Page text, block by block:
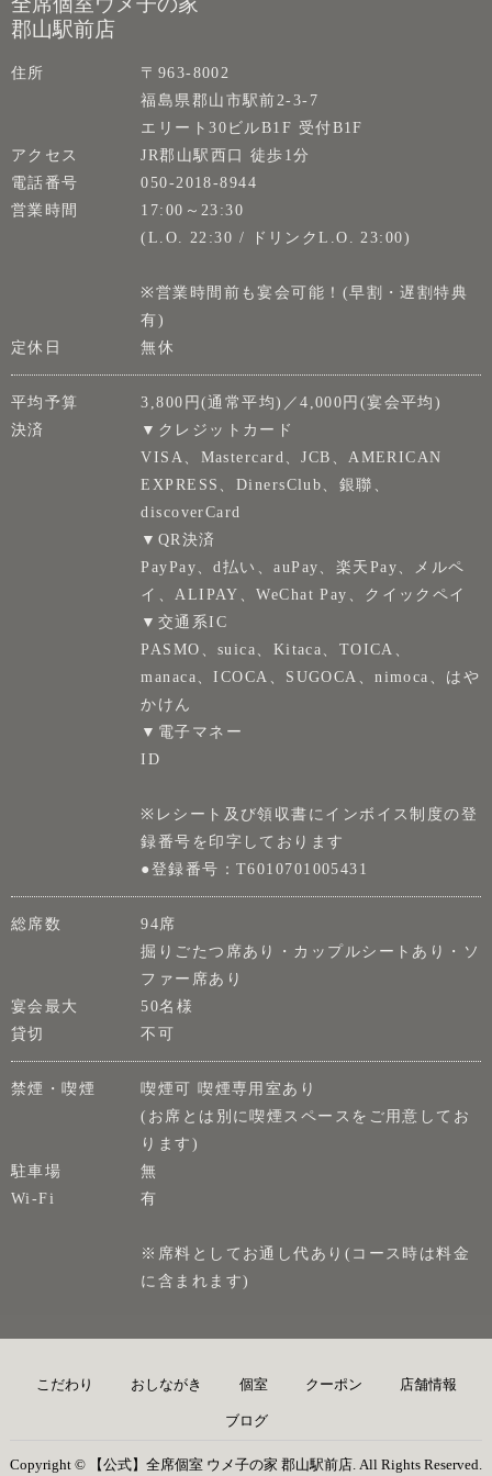
郡山駅前店
住所
〒963-8002
福島県郡山市駅前2-3-7
エリート30ビルB1F 受付B1F
アクセス
JR郡山駅西口 徒歩1分
電話番号
050-2018-8944
営業時間
17:00～23:30
(L.O. 22:30 / ドリンクL.O. 23:00)
※営業時間前も宴会可能！(早割・遅割特典
有)
定休日
無休
平均予算
3,800円(通常平均)／4,000円(宴会平均)
決済
▼クレジットカード
VISA、Mastercard、JCB、AMERICAN
EXPRESS、DinersClub、銀聯、
discoverCard
▼QR決済
PayPay、d払い、auPay、楽天Pay、メルペ
イ、ALIPAY、WeChat Pay、クイックペイ
▼交通系IC
PASMO、suica、Kitaca、TOICA、
manaca、ICOCA、SUGOCA、nimoca、はや
かけん
▼電子マネー
ID
※レシート及び領収書にインボイス制度の登
録番号を印字しております
●登録番号：T6010701005431
総席数
94席
掘りごたつ席あり・カップルシートあり・ソ
ファー席あり
宴会最大
50名様
貸切
不可
禁煙・喫煙
喫煙可 喫煙専用室あり
(お席とは別に喫煙スペースをご用意してお
ります)
駐車場
無
Wi-Fi
有
※席料としてお通し代あり(コース時は料金
に含まれます)
こだわり おしながき 個室 クーポン 店舗情報
ブログ
Copyright © 【公式】全席個室 ウメ子の家 郡山駅前店. All Rights Reserved.